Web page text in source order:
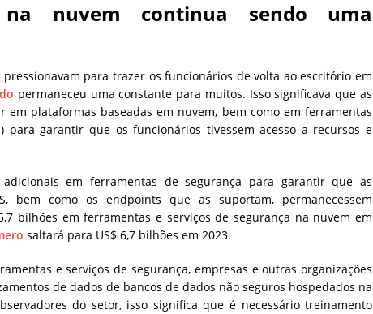
na nuvem continua sendo uma
para trazer os funcionários de volta ao escritório em
permaneceu uma constante para muitos. Isso significava que as
em plataformas baseadas em nuvem, bem como em ferramentas
para garantir que os funcionários tivessem acesso a recursos e
em ferramentas de segurança para garantir que as
bem como os endpoints que as suportam, permanecessem
bilhões em ferramentas e serviços de segurança na nuvem em
saltará para US$ 6,7 bilhões em 2023.
e serviços de segurança, empresas e outras organizações
de dados de bancos de dados não seguros hospedados na
do setor, isso significa que é necessário treinamento